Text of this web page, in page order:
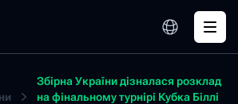
Збірна України дізналася розклад
на фінальному турнірі Кубка Біллі